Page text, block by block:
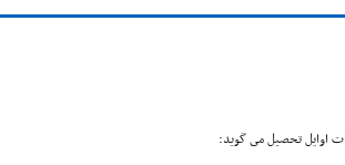
اوایل تحصیل مى گوید: